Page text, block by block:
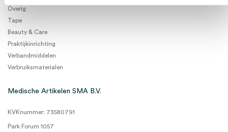
Overig
Tape
Beauty & Care
Praktijkinrichting
Verbandmiddelen
Verbruiksmaterialen
Medische Artikelen SMA B.V.
KVKnummer: 73580791
Park Forum 1057